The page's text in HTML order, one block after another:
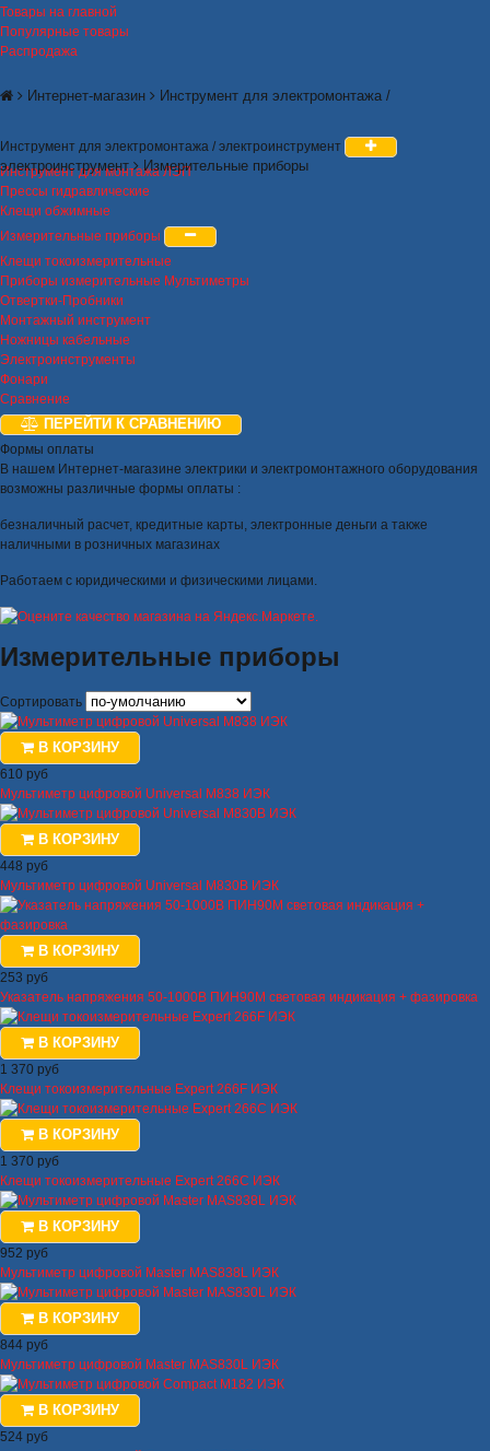
Товары на главной
Популярные товары
Распродажа
Интернет-магазин Инструмент для электромонтажа /
электроинструмент Измерительные приборы
Инструмент для электромонтажа / электроинструмент
Инструмент для монтажа ЛЭП
Прессы гидравлические
Клещи обжимные
Измерительные приборы
Клещи токоизмерительные
Приборы измерительные Мультиметры
Отвертки-Пробники
Монтажный инструмент
Ножницы кабельные
Электроинструменты
Фонари
Сравнение
ПЕРЕЙТИ К СРАВНЕНИЮ
Формы оплаты
В нашем Интернет-магазине электрики и электромонтажного оборудования
возможны различные формы оплаты :
безналичный расчет, кредитные карты, электронные деньги а также
наличными в розничных магазинах
Работаем с юридическими и физическими лицами.
Измерительные приборы
Сортировать
В КОРЗИНУ
610 руб
Мультиметр цифровой Universal M838 ИЭК
В КОРЗИНУ
448 руб
Мультиметр цифровой Universal M830B ИЭК
В КОРЗИНУ
253 руб
Указатель напряжения 50-1000В ПИН90М световая индикация + фазировка
В КОРЗИНУ
1 370 руб
Клещи токоизмерительные Expert 266F ИЭК
В КОРЗИНУ
1 370 руб
Клещи токоизмерительные Expert 266С ИЭК
В КОРЗИНУ
952 руб
Мультиметр цифровой Master MAS838L ИЭК
В КОРЗИНУ
844 руб
Мультиметр цифровой Master MAS830L ИЭК
В КОРЗИНУ
524 руб